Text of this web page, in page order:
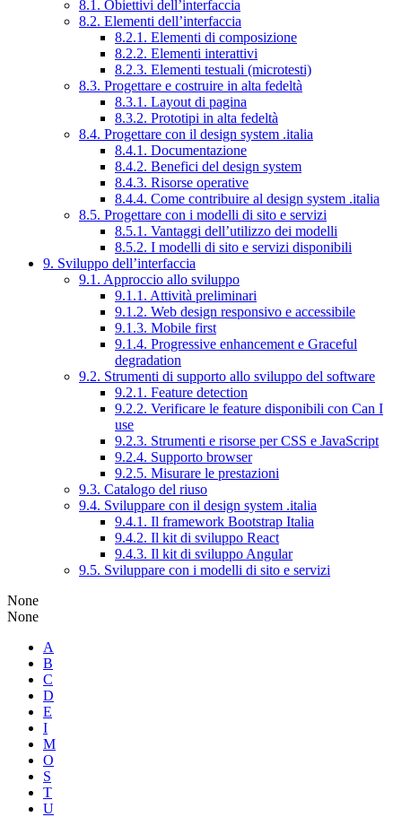
8.1. Obiettivi dell’interfaccia
8.2. Elementi dell’interfaccia
8.2.1. Elementi di composizione
8.2.2. Elementi interattivi
8.2.3. Elementi testuali (microtesti)
8.3. Progettare e costruire in alta fedeltà
8.3.1. Layout di pagina
8.3.2. Prototipi in alta fedeltà
8.4. Progettare con il design system .italia
8.4.1. Documentazione
8.4.2. Benefici del design system
8.4.3. Risorse operative
8.4.4. Come contribuire al design system .italia
8.5. Progettare con i modelli di sito e servizi
8.5.1. Vantaggi dell’utilizzo dei modelli
8.5.2. I modelli di sito e servizi disponibili
9. Sviluppo dell’interfaccia
9.1. Approccio allo sviluppo
9.1.1. Attività preliminari
9.1.2. Web design responsivo e accessibile
9.1.3. Mobile first
9.1.4. Progressive enhancement e Graceful
degradation
9.2. Strumenti di supporto allo sviluppo del software
9.2.1. Feature detection
9.2.2. Verificare le feature disponibili con Can I
use
9.2.3. Strumenti e risorse per CSS e JavaScript
9.2.4. Supporto browser
9.2.5. Misurare le prestazioni
9.3. Catalogo del riuso
9.4. Sviluppare con il design system .italia
9.4.1. Il framework Bootstrap Italia
9.4.2. Il kit di sviluppo React
9.4.3. Il kit di sviluppo Angular
9.5. Sviluppare con i modelli di sito e servizi
None
None
A
B
C
D
E
I
M
O
S
T
U